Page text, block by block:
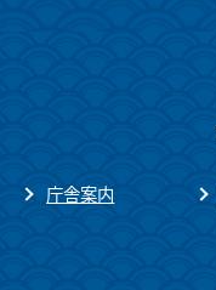
庁舎案内